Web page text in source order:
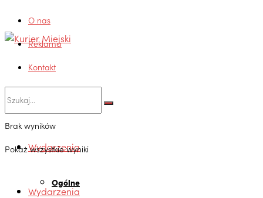
O nas
Reklama
Kontakt
Brak wyników
Pokaż wszystkie wyniki
Wydarzenia
Ogólne
Wydarzenia